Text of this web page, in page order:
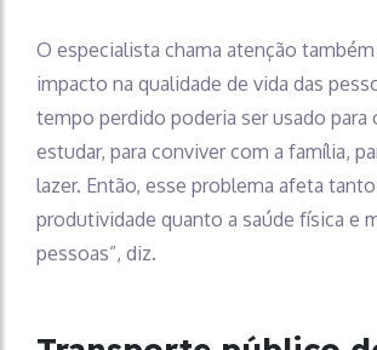
O especialista chama atenção também
impacto na qualidade de vida das
tempo perdido poderia ser usado para
estudar, para conviver com a família,
lazer. Então, esse problema afeta
produtividade quanto a saúde física e
pessoas”, diz.